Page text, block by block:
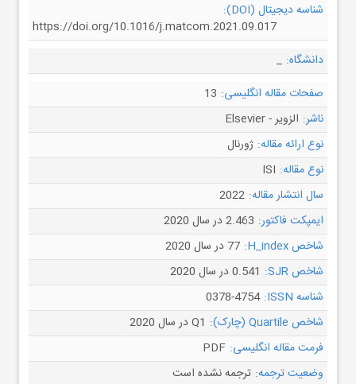
شناسه دیجیتال (DOI):
https://doi.org/10.1016/j.matcom.2021.09.017
دانشگاه: _
صفحات مقاله انگلیسی: 13
ناشر: الزویر - Elsevier
نوع ارائه مقاله: ژورنال
نوع مقاله: ISI
سال انتشار مقاله: 2022
ایمپکت فاکتور: 2.463 در سال 2020
شاخص H_index:
77 در سال 2020
شاخص SJR:
0.541 در سال 2020
شناسه ISSN:
0378-4754
شاخص Quartile (چارک):
Q1 در سال 2020
فرمت مقاله انگلیسی: PDF
وضعیت ترجمه: ترجمه نشده است